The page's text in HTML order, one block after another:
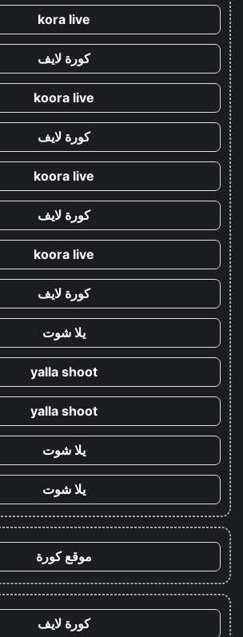
kora live
كورة لايف
koora live
كورة لايف
koora live
كورة لايف
koora live
كورة لايف
يلا شوت
yalla shoot
yalla shoot
يلا شوت
يلا شوت
موقع كورة
كورة لايف